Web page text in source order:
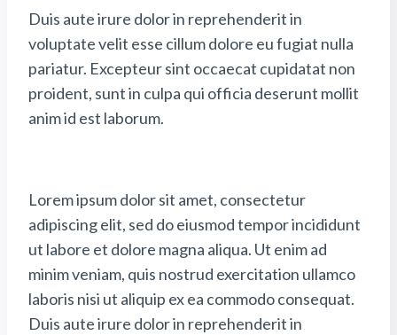
Duis aute irure dolor in reprehenderit in
voluptate velit esse cillum dolore eu fugiat nulla
pariatur. Excepteur sint occaecat cupidatat non
proident, sunt in culpa qui officia deserunt mollit
anim id est laborum.
Lorem ipsum dolor sit amet, consectetur
adipiscing elit, sed do eiusmod tempor incididunt
ut labore et dolore magna aliqua. Ut enim ad
minim veniam, quis nostrud exercitation ullamco
laboris nisi ut aliquip ex ea commodo consequat.
Duis aute irure dolor in reprehenderit in